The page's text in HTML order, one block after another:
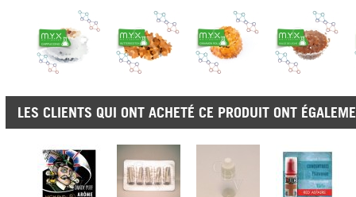
LES CLIENTS QUI ONT ACHETÉ CE PRODUIT ONT